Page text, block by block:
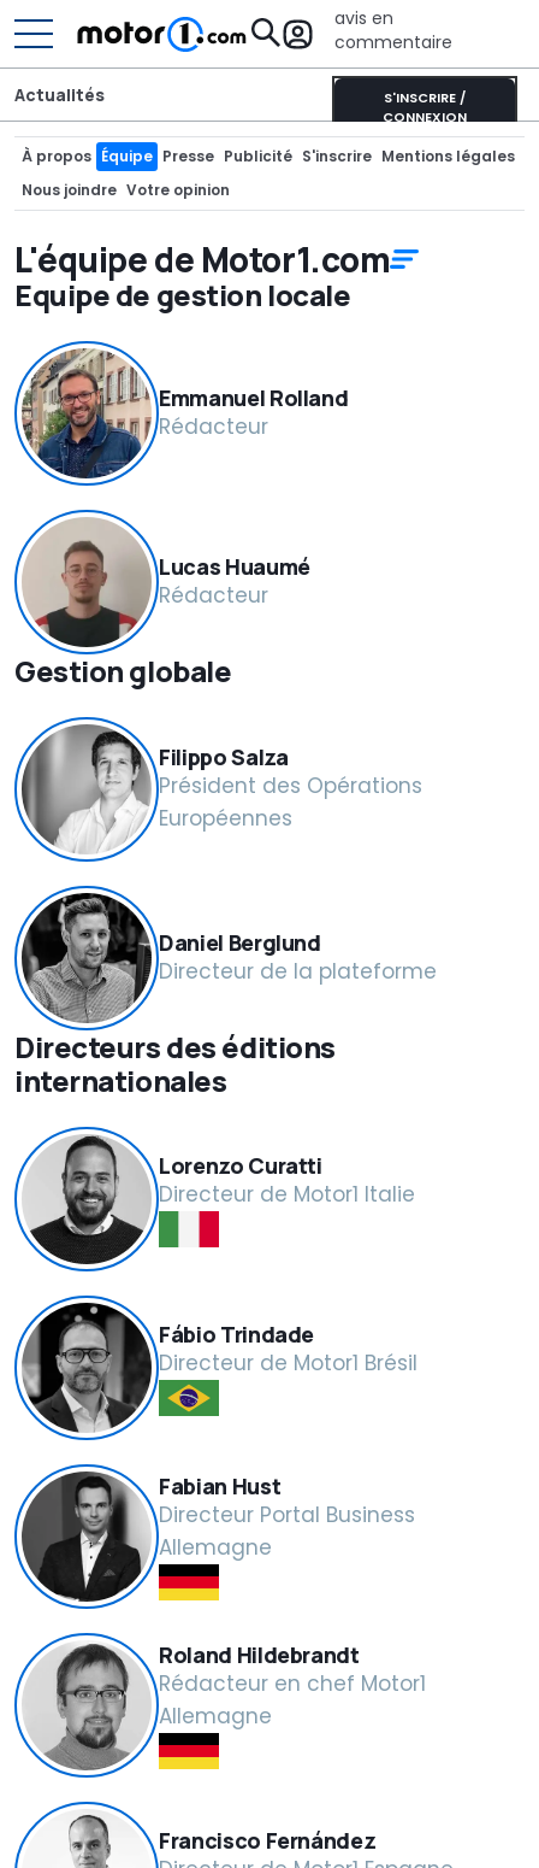
avis en
commentaire
S'INSCRIRE /
CONNEXION
Actualités
À propos Équipe Presse Publicité S'inscrire Mentions légales
Nous joindre Votre opinion
L'équipe de Motor1.com
Equipe de gestion locale
Emmanuel Rolland
Rédacteur
Lucas Huaumé
Rédacteur
Gestion globale
Filippo Salza
Président des Opérations
Européennes
Daniel Berglund
Directeur de la plateforme
Directeurs des éditions
internationales
Lorenzo Curatti
Directeur de Motor1 Italie
Fábio Trindade
Directeur de Motor1 Brésil
Fabian Hust
Directeur Portal Business
Allemagne
Roland Hildebrandt
Rédacteur en chef Motor1
Allemagne
Francisco Fernández